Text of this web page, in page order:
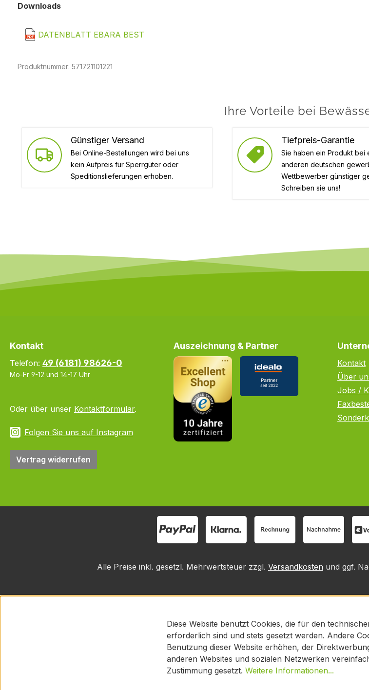
Downloads
DATENBLATT EBARA BEST
Produktnummer: 571721101221
Ihre Vorteile bei
Günstiger Versand
Bei Online-Bestellungen wird bei uns
kein Aufpreis für Sperrgüter oder
Speditionslieferungen erhoben.
Tiefpreis-Garantie
Sie haben ein Produkt bei
anderen deutschen
Wettbewerber günstiger
Schreiben sie uns!
Kontakt
Telefon: 49 (6181) 98626-0
Mo-Fr 9-12 und 14-17 Uhr
Oder über unser Kontaktformular.
Folgen Sie uns auf Instagram
Vertrag widerrufen
Auszeichnung & Partner
Kontakt
Über
Jobs /
Alle Preise inkl. gesetzl. Mehrwertsteuer zzgl. Versandkosten und ggf.
Diese Website benutzt Cookies, die für den
erforderlich sind und stets gesetzt werden. Andere
Benutzung dieser Website erhöhen, der
anderen Websites und sozialen Netzwerken
Zustimmung gesetzt. Weitere Informationen...